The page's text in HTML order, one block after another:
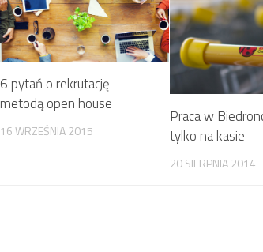
6 pytań o rekrutację
metodą open house
16 WRZEŚNIA 2015
Praca w
tylko na kasie
20 SIERPNIA 2014